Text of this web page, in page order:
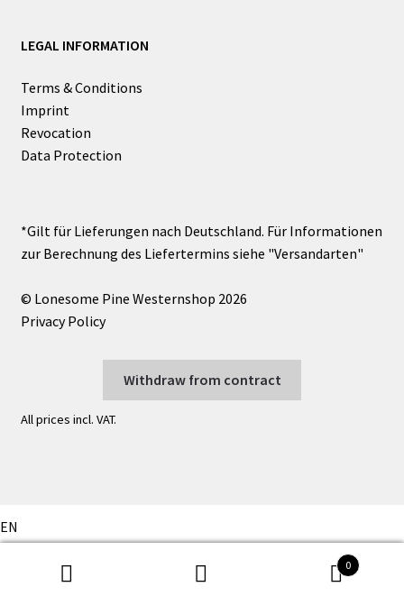
LEGAL INFORMATION
Terms & Conditions
Imprint
Revocation
Data Protection
© Lonesome Pine Westernshop 2026
Privacy Policy
Withdraw from contract
All prices incl. VAT.
0
EN